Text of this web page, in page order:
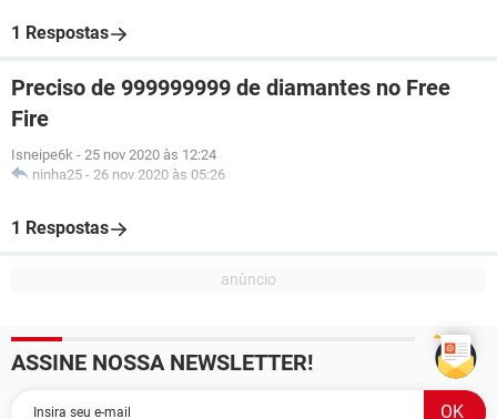
1 Respostas
Preciso de 999999999 de diamantes no Free
Fire
Isneipe6k - 25 nov 2020 às 12:24
ninha25 - 26 nov 2020 às 05:26
1 Respostas
ASSINE NOSSA NEWSLETTER!